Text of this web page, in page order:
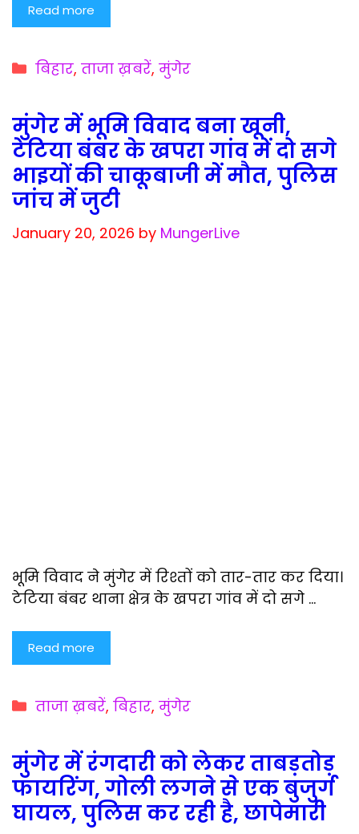
Read more
Categories
बिहार, ताजा ख़बरें, मुंगेर
मुंगेर में भूमि विवाद बना खूनी,
टेटिया बंबर के खपरा गांव में दो सगे
भाइयों की चाकूबाजी में मौत, पुलिस
जांच में जुटी
January 20, 2026 by MungerLive
भूमि विवाद ने मुंगेर में रिश्तों को तार-तार कर दिया।
टेटिया बंबर थाना क्षेत्र के खपरा गांव में दो सगे …
Read more
Categories
ताजा ख़बरें, बिहार, मुंगेर
मुंगेर में रंगदारी को लेकर ताबड़तोड़
फायरिंग, गोली लगने से एक बुजुर्ग
घायल, पुलिस कर रही है, छापेमारी